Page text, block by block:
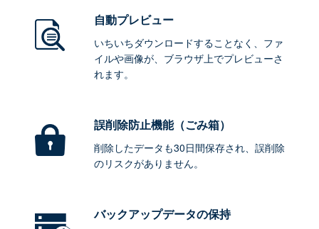
自動プレビュー
いちいちダウンロードすることなく、ファ
イルや画像が、ブラウザ上でプレビューさ
れます。
誤削除防止機能（ごみ箱）
削除したデータも30日間保存され、誤削除
のリスクがありません。
バックアップデータの保持